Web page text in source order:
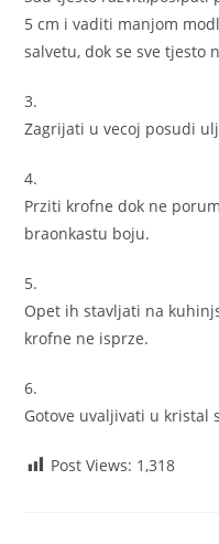
5 cm i vaditi manjom
salvetu, dok se sve tjesto
3.
Zagrijati u vecoj posudi
4.
Prziti krofne dok ne
braonkastu boju.
5.
Opet ih stavljati na
krofne ne isprze.
6.
Gotove uvaljivati u kristal
Post Views: 1,318